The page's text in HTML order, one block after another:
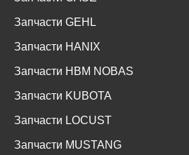
Запчасти GEHL
Запчасти HANIX
Запчасти HBM NOBAS
Запчасти KUBOTA
Запчасти LOCUST
Запчасти MUSTANG